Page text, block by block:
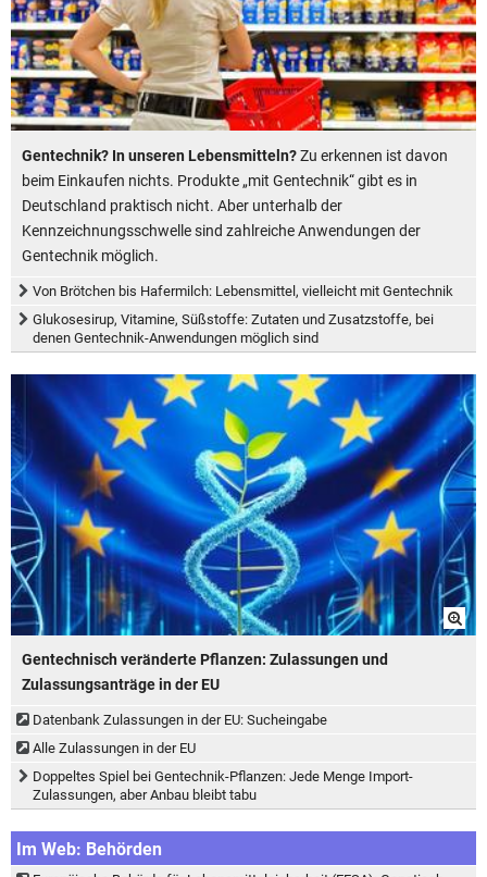
Gentechnik? In unseren Lebensmitteln?Zu erkennen ist davon
beim Einkaufen nichts. Produkte „mit Gentechnik“ gibt es in
Deutschland praktisch nicht. Aber unterhalb der
Kennzeichnungsschwelle sind zahlreiche Anwendungen der
Gentechnik möglich.
Von Brötchen bis Hafermilch: Lebensmittel, vielleicht mit Gentechnik
Glukosesirup, Vitamine, Süßstoffe: Zutaten und Zusatzstoffe, bei
denen Gentechnik-Anwendungen möglich sind
Gentechnisch veränderte Pflanzen: Zulassungen und
Zulassungsanträge in der EU
Datenbank Zulassungen in der EU: Sucheingabe
Alle Zulassungen in der EU
Doppeltes Spiel bei Gentechnik-Pflanzen: Jede Menge Import-
Zulassungen, aber Anbau bleibt tabu
Im Web: Behörden